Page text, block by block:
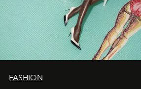
FASHION